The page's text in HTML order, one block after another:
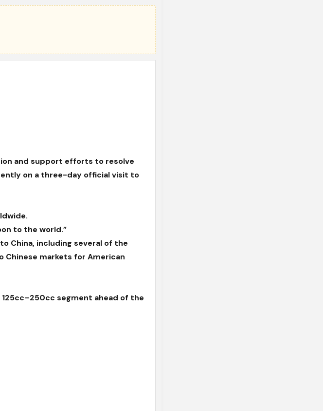
and support efforts to resolve
on a three-day official visit to
to the world.”
China, including several of the
Chinese markets for American
segment ahead of the